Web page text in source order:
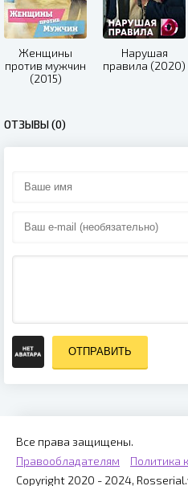
Женщины
против мужчин
(2015)
Нарушая
правила (2020)
ОТЗЫВЫ (0)
ОТПРАВИТЬ
Все права защищены.
Правообладателям
Политика
Copyright 2020 - 2024,